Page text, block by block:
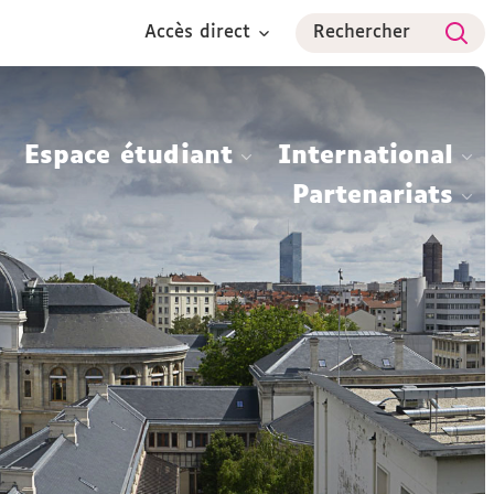
Accès direct Rechercher
Espace étudiant
International
Partenariats